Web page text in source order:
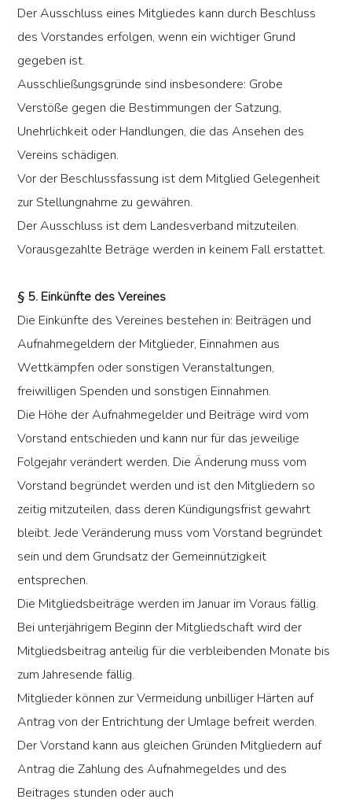
Der Ausschluss eines Mitgliedes kann durch Beschluss
des Vorstandes erfolgen, wenn ein wichtiger Grund
gegeben ist.
Ausschließungsgründe sind insbesondere: Grobe
Verstöße gegen die Bestimmungen der Satzung,
Unehrlichkeit oder Handlungen, die das Ansehen des
Vereins schädigen.
Vor der Beschlussfassung ist dem Mitglied Gelegenheit
zur Stellungnahme zu gewähren.
Der Ausschluss ist dem Landesverband mitzuteilen.
Vorausgezahlte Beträge werden in keinem Fall erstattet.
§ 5. Einkünfte des Vereines
Die Einkünfte des Vereines bestehen in: Beiträgen und
Aufnahmegeldern der Mitglieder, Einnahmen aus
Wettkämpfen oder sonstigen Veranstaltungen,
freiwilligen Spenden und sonstigen Einnahmen.
Die Höhe der Aufnahmegelder und Beiträge wird vom
Vorstand entschieden und kann nur für das jeweilige
Folgejahr verändert werden. Die Änderung muss vom
Vorstand begründet werden und ist den Mitgliedern so
zeitig mitzuteilen, dass deren Kündigungsfrist gewahrt
bleibt. Jede Veränderung muss vom Vorstand begründet
sein und dem Grundsatz der Gemeinnützigkeit
entsprechen.
Die Mitgliedsbeiträge werden im Januar im Voraus fällig.
Bei unterjährigem Beginn der Mitgliedschaft wird der
Mitgliedsbeitrag anteilig für die verbleibenden Monate bis
zum Jahresende fällig.
Mitglieder können zur Vermeidung unbilliger Härten auf
Antrag von der Entrichtung der Umlage befreit werden.
Der Vorstand kann aus gleichen Gründen Mitgliedern auf
Antrag die Zahlung des Aufnahmegeldes und des
Beitrages stunden oder auch